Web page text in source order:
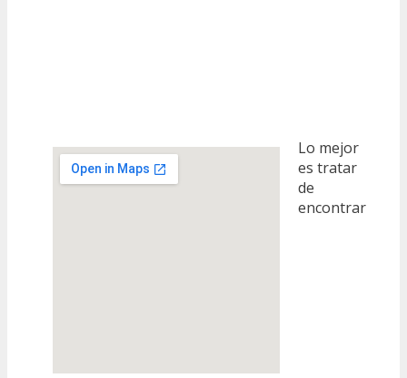
Lo mejor
es tratar
de
encontrar